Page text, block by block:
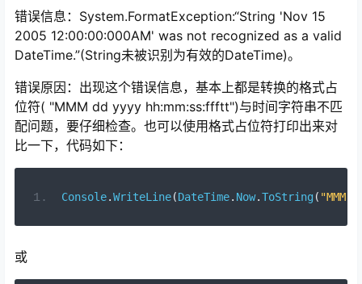
错误信息：System.FormatException:“String 'Nov 15
2005 12:00:00:000AM' was not recognized as a valid
DateTime.”(String未被识别为有效的DateTime)。
错误原因：出现这个错误信息，基本上都是转换的格式占
位符( "MMM dd yyyy hh:mm:ss:ffftt")与时间字符串不匹
配问题，要仔细检查。也可以使用格式占位符打印出来对
比一下，代码如下：
Console.WriteLine(DateTime. Now.ToString (
或